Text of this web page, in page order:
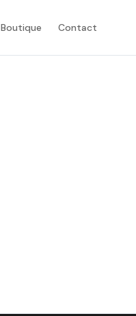
Boutique Contact